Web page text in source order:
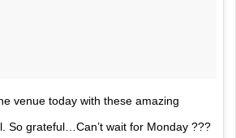
venue today with these amazing
So grateful…Can’t wait for Monday ???